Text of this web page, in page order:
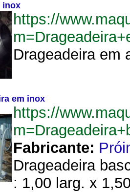
inox
https://
Drageadeira em
em inox
https://
Fabricante:
Drageadeira
: 1,00 larg. x